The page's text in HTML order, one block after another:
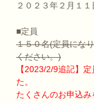
２０２３年２月１
■定員
１５０名(定員にな
ください。)
【2023/2/9追記】
た。
たくさんのお申込み